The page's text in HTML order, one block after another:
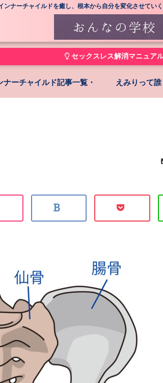
ンナーチャイルドを癒し、根本から自分を変化させてい
セックスレス解消マニュア
ナーチャイルド記事一覧・ えみりって誰